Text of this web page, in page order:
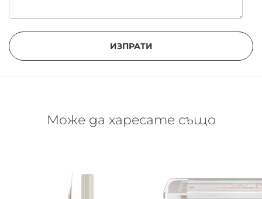
ИЗПРАТИ
Може да харесате също